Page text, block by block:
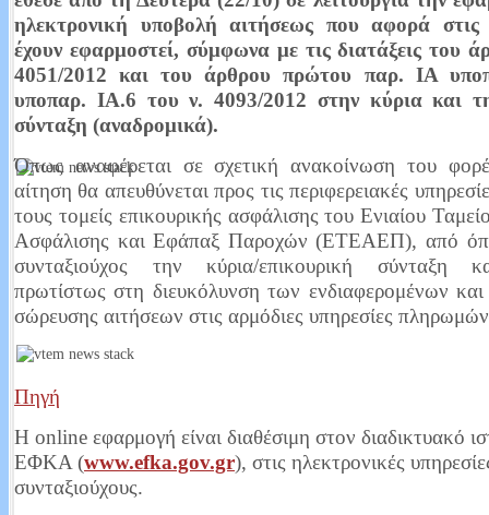
Έχω μάτια και βλέπω. Σοκάρουν τα στοιχεία από την μεταδημότευση
Στις τελευταίες βουλευτικές εκλογές 307 ήταν οι εγγεγραμμένοι στους
Σύμφωνα με τις τελευταίες μεταδημοτεύσεις έφτασαν περίπου τους 340.
Read More...
Που είναι οι εικόνες οεο;
Καυτή πατάτα που κανένας δεν τη αγγίζει και κανένας δεν παίρνει θέση.
ασχολούνται δεν μιλάνε δημοσίως βλέπετε πάνω από όλα οι δημόσιες
Read More...
Ως πότε θα πληρώνουμε την ΔΕΥΑΝ;
Μια επιστολή που πέρασε στα ψιλά εν μέσω κρίσης, η ανάλυση του
καταλληλότητα του νερού στα χωριά της Ορεινής Ναυπακτίας, η
Read More...
ηλεκτρονική υποβολή αιτήσεως που αφορά στις
έχουν εφαρμοστεί, σύμφωνα με τις διατάξεις του
4051/2012 και του άρθρου πρώτου παρ. ΙΑ
υποπαρ. ΙΑ.6 του ν. 4093/2012 στην κύρια και
σύνταξη (αναδρομικά).
Όπως αναφέρεται σε σχετική ανακοίνωση του
αίτηση θα απευθύνεται προς τις περιφερειακές
τους τομείς επικουρικής ασφάλισης του Ενιαίου
Ασφάλισης και Εφάπαξ Παροχών (ΕΤΕΑΕΠ), από
συνταξιούχος την κύρια/επικουρική σύνταξη
πρωτίστως στη διευκόλυνση των ενδιαφερομένων
σώρευσης αιτήσεων στις αρμόδιες υπηρεσίες
Πηγή
Η online εφαρμογή είναι διαθέσιμη στον διαδικτυακό
ΕΦΚΑ (www.efka.gov.gr), στις ηλεκτρονικές
συνταξιούχους.